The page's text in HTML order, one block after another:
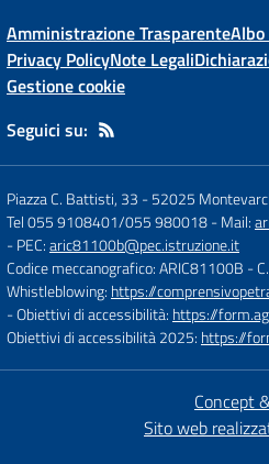
Amministrazione Trasparente
Privacy PolicyNote Legali
Gestione cookie
Seguici su:
Piazza C. Battisti, 33 -52025
Tel 055 9108401/055 980018- Mail:
- PEC:aric81100b@pec.istruzione.it
Codice meccanografico: ARIC81100B -
Whistleblowing: https://
- Obiettivi di accessibilità: https://
Obiettivi di accessibilità 2025: https://
Concept
Sito web